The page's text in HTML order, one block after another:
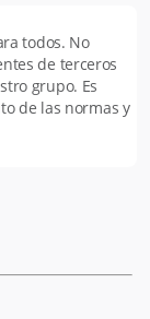
todos. No
de terceros
grupo. Es
de las normas y